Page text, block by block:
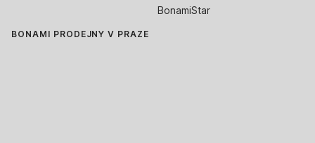
BonamiStar
BONAMI PRODEJNY V PRAZE